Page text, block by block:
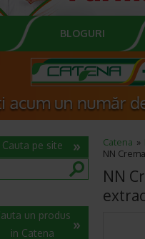
BLOGURI
Catena
NN
NN
extrac
Cauta pe site
un produs
in Catena